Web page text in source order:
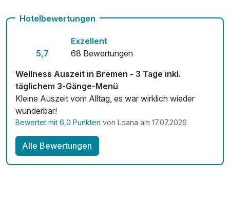
Fitnessgeräte stehen bereit
Kostenloses W-LAN
Zimmerservice verfügbar
Mit Hotelbar
Hotelbewertungen
5,7
Exzellent
68 Bewertungen
Wellness Auszeit in Bremen - 3 Tage inkl.
täglichem 3-Gänge-Menü
Kleine Auszeit vom Alltag, es war wirklich wieder
wunderbar!
Bewertet mit 6,0 Punkten von Loana am 17.07.2026
Alle Bewertungen